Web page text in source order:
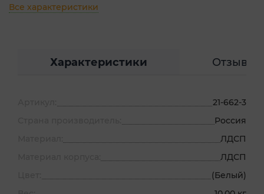
Все характеристики
Характеристики Отзывы
21-662-3
Россия
ЛДСП
ЛДСП
(Белый)